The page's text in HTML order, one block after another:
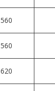
560
560
620